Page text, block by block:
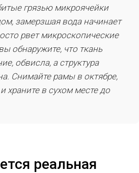
грязью микроячейки
замерзшая вода начинает
рвет микроскопические
обнаружите, что ткань
обвисла, а структура
Снимайте рамы в октябре,
храните в сухом месте до
реальная